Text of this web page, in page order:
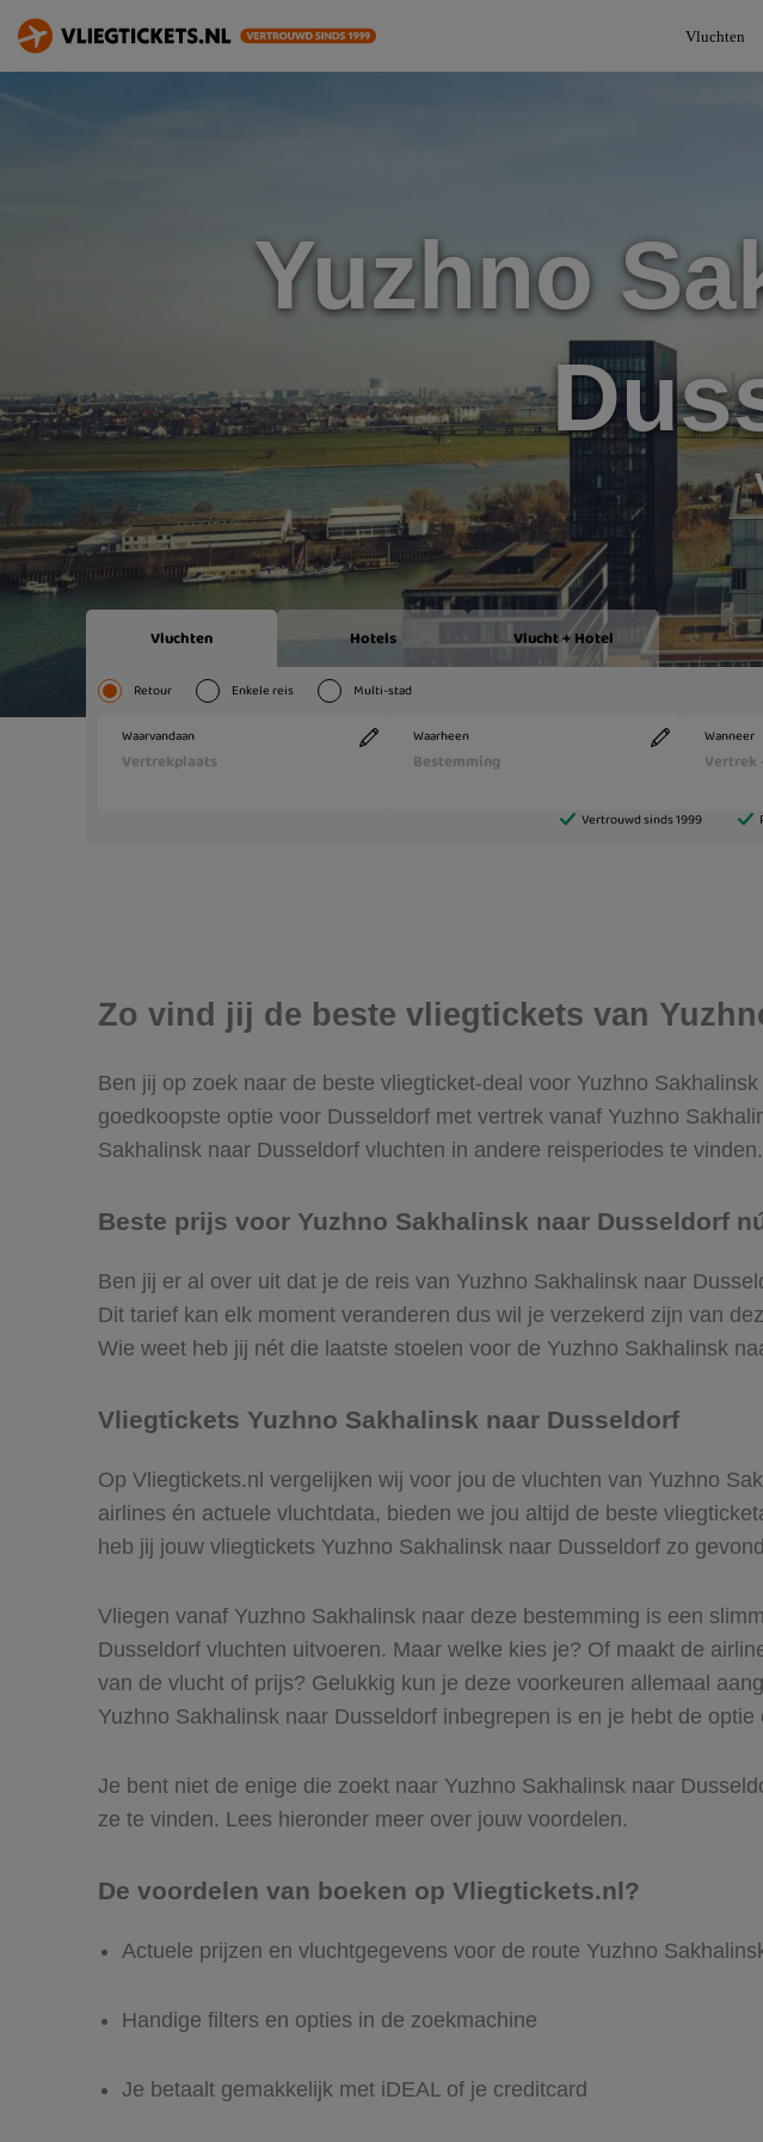
Vluchten
Yuzhno
Zo vind jij de beste vliegtickets van
Ben jij op zoek naar de beste vliegticket-deal voor Yuzhno
goedkoopste optie voor Dusseldorf met vertrek vanaf Yuzhno
Sakhalinsk naar Dusseldorf vluchten in andere reisperiodes te
Beste prijs voor Yuzhno Sakhalinsk naar Dusseldorf
Ben jij er al over uit dat je de reis van Yuzhno Sakhalinsk naar
Dit tarief kan elk moment veranderen dus wil je verzekerd zijn van
Wie weet heb jij nét die laatste stoelen voor de Yuzhno Sakhalinsk
Vliegtickets Yuzhno Sakhalinsk naar Dusseldorf
Op Vliegtickets.nl vergelijken wij voor jou de vluchten van Yuzhno
airlines én actuele vluchtdata, bieden we jou altijd de beste
heb jij jouw vliegtickets Yuzhno Sakhalinsk naar Dusseldorf zo
Vliegen vanaf Yuzhno Sakhalinsk naar deze bestemming is een
Dusseldorf vluchten uitvoeren. Maar welke kies je? Of maakt de
van de vlucht of prijs? Gelukkig kun je deze voorkeuren allemaal
Yuzhno Sakhalinsk naar Dusseldorf inbegrepen is en je hebt de
Je bent niet de enige die zoekt naar Yuzhno Sakhalinsk naar
ze te vinden. Lees hieronder meer over jouw voordelen.
De voordelen van boeken op Vliegtickets.nl?
Actuele prijzen en vluchtgegevens voor de route Yuzhno
Handige filters en opties in de zoekmachine
Je betaalt gemakkelijk met iDEAL of je creditcard